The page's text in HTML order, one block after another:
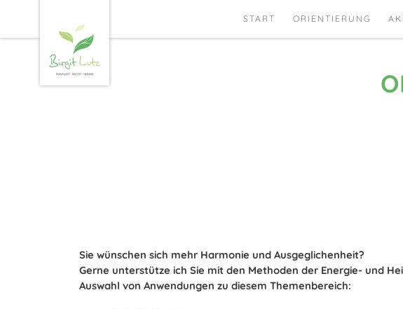
START ORIENTIERUNG
Sie wünschen sich mehr Harmonie und Ausgeglichenheit?
Gerne unterstütze ich Sie mit den Methoden der Energie- und
Auswahl von Anwendungen zu diesem Themenbereich: